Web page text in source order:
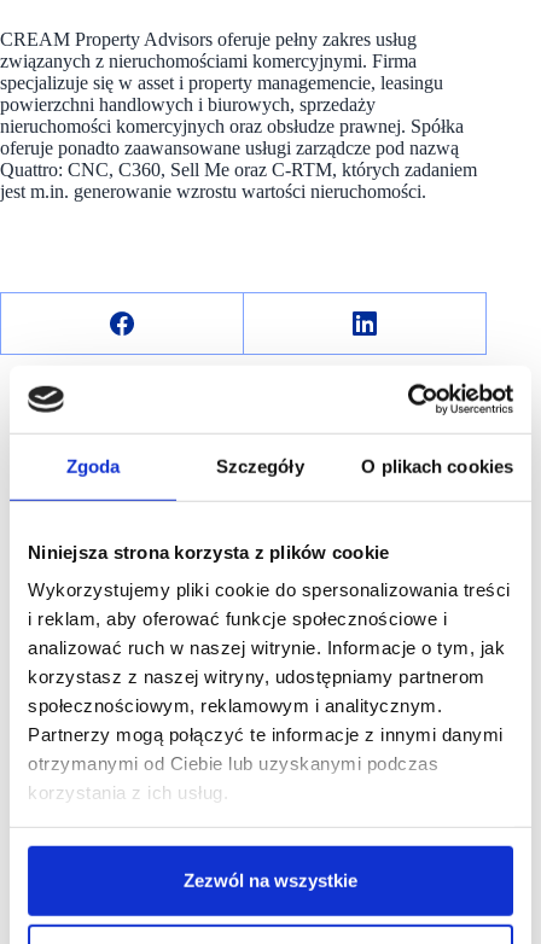
Zgoda Szczegóły O plikach cookies
Niniejsza strona korzysta z plików cookie
Wykorzystujemy pliki cookie do spersonalizowania treści
i reklam, aby oferować funkcje społecznościowe i
analizować ruch w naszej witrynie. Informacje o tym, jak
korzystasz z naszej witryny, udostępniamy partnerom
społecznościowym, reklamowym i analitycznym.
Partnerzy mogą połączyć te informacje z innymi danymi
otrzymanymi od Ciebie lub uzyskanymi podczas
korzystania z ich usług.
Zezwól na wszystkie
CREAM Property Advisors oferuje pełny zakres usług
związanych z nieruchomościami komercyjnymi. Firma
specjalizuje się w asset i property managemencie, leasingu
powierzchni handlowych i biurowych, sprzedaży
nieruchomości komercyjnych oraz obsłudze prawnej. Spółka
oferuje ponadto zaawansowane usługi zarządcze pod nazwą
Quattro: CNC, C360, Sell Me oraz C-RTM, których zadaniem
jest m.in. generowanie wzrostu wartości nieruchomości.
R E K L A M A